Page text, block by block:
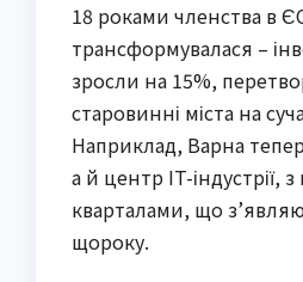
18 роками членства в
трансформувалася –
зросли на 15%,
старовинні міста на
Наприклад, Варна
а й центр IT-індустрії,
кварталами, що
щороку.